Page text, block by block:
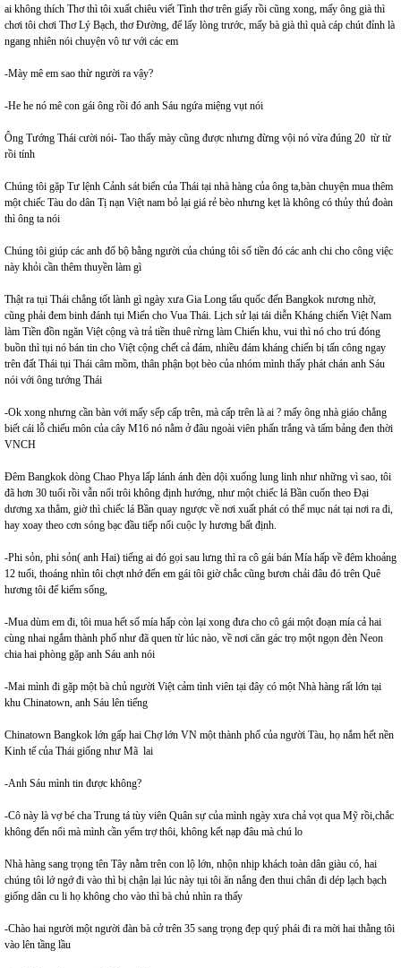
ai không thích Thơ thì tôi xuất chiêu viết Tình thơ trên giấy rồi cũng xong, mấy ông già thì
chơi tôi chơi Thơ Lý Bạch, thơ Đường, để lấy lòng trước, mấy bà già thì quà cáp chút đỉnh là
ngang nhiên nói chuyện vô tư với các em
-Mày mê em sao thừ người ra vậy?
-He he nó mê con gái ông rồi đó anh Sáu ngứa miệng vụt nói
Ông Tướng Thái cười nói- Tao thấy mày cũng được nhưng đừng vội nó vừa đúng 20 từ từ
rồi tính
Chúng tôi gặp Tư lệnh Cảnh sát biển của Thái tại nhà hàng của ông ta,bàn chuyện mua thêm
một chiếc Tàu do dân Tị nạn Việt nam bỏ lại giá rẻ bèo nhưng kẹt là không có thủy thủ đoàn
thì ông ta nói
Chúng tôi giúp các anh đổ bộ bằng người của chúng tôi số tiền đó các anh chi cho công việc
này khỏi cần thêm thuyền làm gì
Thật ra tụi Thái chẳng tốt lành gì ngày xưa Gia Long tẩu quốc đến Bangkok nương nhờ,
cũng phải đem binh đánh tụi Miến cho Vua Thái. Lịch sử lại tái diễn Kháng chiến Việt Nam
làm Tiền đồn ngăn Việt cộng và trả tiền thuê rừng làm Chiến khu, vui thì nó cho trú đóng
buồn thì tụi nó bán tin cho Việt cộng chết cả đám, nhiều đám kháng chiến bị tấn công ngay
trên đất Thái tụi Thái câm mồm, thân phận bọt bèo của nhóm mình thấy phát chán anh Sáu
nói với ông tướng Thái
-Ok xong nhưng cần bàn với mấy sếp cấp trên, mà cấp trên là ai ? mấy ông nhà giáo chẳng
biết cái lỗ chiếu môn của cây M16 nó nằm ở đâu ngoài viên phấn trắng và tấm bảng đen thời
VNCH
Đêm Bangkok dòng Chao Phya lấp lánh ánh đèn dội xuống lung linh như những vì sao, tôi
đã hơn 30 tuổi rồi vẫn nổi trôi không định hướng, như một chiếc lá Bần cuốn theo Đại
dương xa thẳm, giờ thì chiếc lá Bần quay ngược về nơi xuất phát có thể mục nát tại nơi ra đi,
hay xoay theo cơn sóng bạc đầu tiếp nối cuộc ly hương bất định.
-Phi sỏn, phi sỏn( anh Hai) tiếng ai đó gọi sau lưng thì ra cô gái bán Mía hấp về đêm khoảng
12 tuổi, thoáng nhìn tôi chợt nhớ đến em gái tôi giờ chắc cũng bươn chải đâu đó trên Quê
hương tôi để kiếm sống,
-Mua dùm em đi, tôi mua hết số mía hấp còn lại xong đưa cho cô gái một đoạn mía cả hai
cùng nhai ngắm thành phố như đã quen từ lúc nào, về nơi căn gác trọ một ngọn đèn Neon
chia hai phòng gặp anh Sáu anh nói
-Mai mình đi gặp một bà chủ người Việt cảm tình viên tại đây có một Nhà hàng rất lớn tại
khu Chinatown, anh Sáu lên tiếng
Chinatown Bangkok lớn gấp hai Chợ lớn VN một thành phố của người Tàu, họ nắm hết nền
Kinh tế của Thái giống như Mã lai
-Anh Sáu mình tin được không?
-Cô này là vợ bé cha Trung tá tùy viên Quân sự của mình ngày xưa chả vọt qua Mỹ rồi,chắc
không đến nổi mà mình cần yểm trợ thôi, không kết nạp đâu mà chú lo
Nhà hàng sang trọng tên Tây nằm trên con lộ lớn, nhộn nhịp khách toàn dân giàu có, hai
chúng tôi lớ ngớ đi vào thì bị chận lại lúc này tụi tôi ăn nắng đen thui chân đi dép lạch bạch
giống dân cu li họ không cho vào thì bà chủ nhìn ra thấy
-Chào hai người một người đàn bà cở trên 35 sang trọng đẹp quý phái đi ra mời hai thằng tôi
vào lên tầng lầu